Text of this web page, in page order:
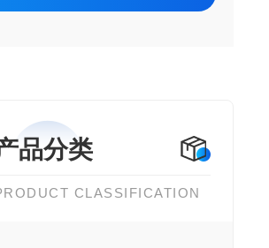
品分类
CLASSIFICATION